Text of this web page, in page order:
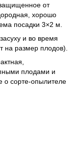
от
хорошо
посадки 3×2 м.
и во время
на размер плодов).
плодами и
о сорте-опылителе